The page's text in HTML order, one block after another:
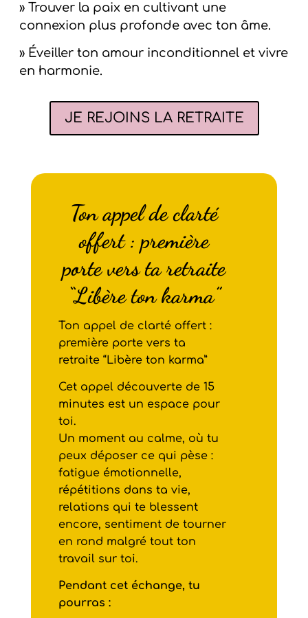
» Trouver la paix en cultivant une
connexion plus profonde avec ton âme.
» Éveiller ton amour inconditionnel et vivre
en harmonie.
JE REJOINS LA RETRAITE
Ton appel de clarté
offert : première
porte vers ta retraite
“Libère ton karma”
Ton appel de clarté offert :
première porte vers ta
retraite “Libère ton karma”
Cet appel découverte de 15
minutes est un espace pour
toi.
Un moment au calme, où tu
peux déposer ce qui pèse :
fatigue émotionnelle,
répétitions dans ta vie,
relations qui te blessent
encore, sentiment de tourner
en rond malgré tout ton
travail sur toi.
Pendant cet échange, tu
pourras :